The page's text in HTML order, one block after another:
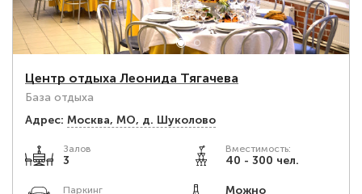
Центр отдыха Леонида Тягачева
База отдыха
Адрес: Москва, МО, д. Шуколово
Залов
3
Вместимость:
40 - 300 чел.
Паркинг Можно